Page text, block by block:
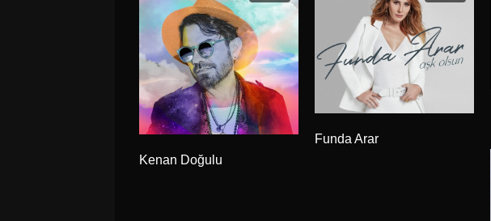
Kenan Doğulu
Funda Arar